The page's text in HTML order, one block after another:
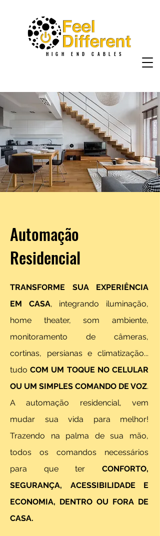
HIGH END CABLES
Automação
Residencial
TRANSFORME SUA EXPERIÊNCIA
EM CASA, integrando iluminação,
home theater, som ambiente,
monitoramento de câmeras,
cortinas, persianas e climatização...
tudoCOM UM TOQUE NO CELULAR
OU UM SIMPLES COMANDO DE VOZ.
A automação residencial, vem
mudar sua vida para melhor!
Trazendo na palma de sua mão,
todos os comandos necessários
para que ter CONFORTO,
SEGURANÇA, ACESSIBILIDADE E
ECONOMIA, DENTRO OU FORA DE
CASA.